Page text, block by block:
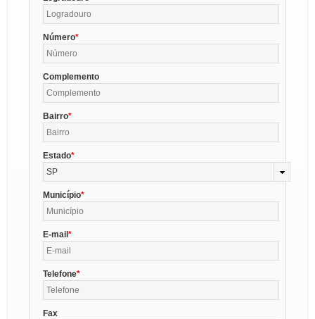
Número
Complemento
Bairro
Estado
SP
Município
E-mail
Telefone
Fax